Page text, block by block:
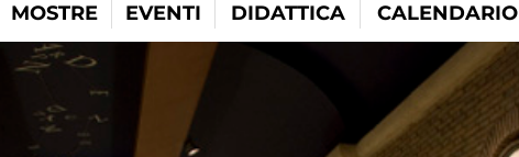
MOSTRE EVENTI DIDATTICA CALENDARIO